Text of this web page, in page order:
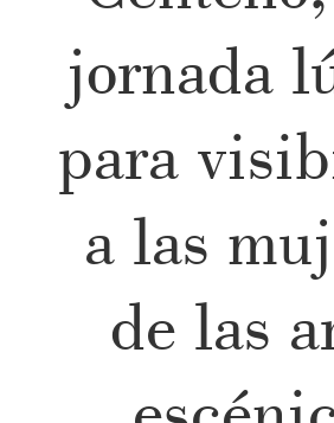
jornada
para
a las
de las